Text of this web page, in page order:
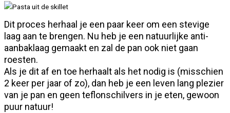
Dit proces herhaal je een paar keer om een stevige
laag aan te brengen. Nu heb je een natuurlijke anti-
aanbaklaag gemaakt en zal de pan ook niet gaan
roesten.
Als je dit af en toe herhaalt als het nodig is (misschien
2 keer per jaar of zo), dan heb je een leven lang plezier
van je pan en geen teflonschilvers in je eten, gewoon
puur natuur!